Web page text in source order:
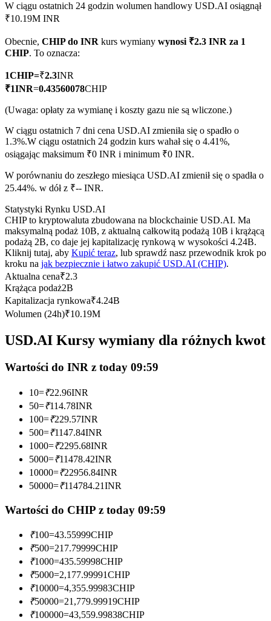
TradFi
towary
Kontrakty futures wykorzystujące USDC jako zabezpieczenie
Kopiowanie Transakcji
Zostań traderem kopiującym
Ciesz się podziałem zysków i prowizjami z kopiowania
transakcji
Informacja
W ciągu ostatnich 24 godzin wolumen handlowy USD.AI osiągnął
₹10.19M INR
Obecnie, CHIP do INR kurs wymiany wynosi ₹2.3 INR za 1
CHIP. To oznacza:
1CHIP=₹2.3INR
₹1INR=0.43560078CHIP
(Uwaga: opłaty za wymianę i koszty gazu nie są wliczone.)
W ciągu ostatnich 7 dni cena USD.AI zmieniła się o spadło o
1.3%.W ciągu ostatnich 24 godzin kurs wahał się o 4.41%,
osiągając maksimum ₹0 INR i minimum ₹0 INR.
W porównaniu do zeszłego miesiąca USD.AI zmienił się o spadła o
25.44%. w dół z ₹-- INR.
Statystyki Rynku USD.AI
CHIP to kryptowaluta zbudowana na blockchainie USD.AI. Ma
maksymalną podaż 10B, z aktualną całkowitą podażą 10B i krążącą
podażą 2B, co daje jej kapitalizację rynkową w wysokości 4.24B.
Kliknij tutaj, aby Kupić teraz, lub sprawdź nasz przewodnik krok po
kroku na jak bezpiecznie i łatwo zakupić USD.AI (CHIP).
Aktualna cena₹2.3
Krążąca podaż2B
Kapitalizacja rynkowa₹4.24B
Wolumen (24h)₹10.19M
USD.AI Kursy wymiany dla różnych kwot
Wartości do INR z today 09:59
10=₹22.96INR
50=₹114.78INR
100=₹229.57INR
500=₹1147.84INR
1000=₹2295.68INR
5000=₹11478.42INR
10000=₹22956.84INR
50000=₹114784.21INR
Wartości do CHIP z today 09:59
₹100=43.55999CHIP
₹500=217.79999CHIP
₹1000=435.59998CHIP
₹5000=2,177.99991CHIP
₹10000=4,355.99983CHIP
₹50000=21,779.99919CHIP
₹100000=43,559.99838CHIP